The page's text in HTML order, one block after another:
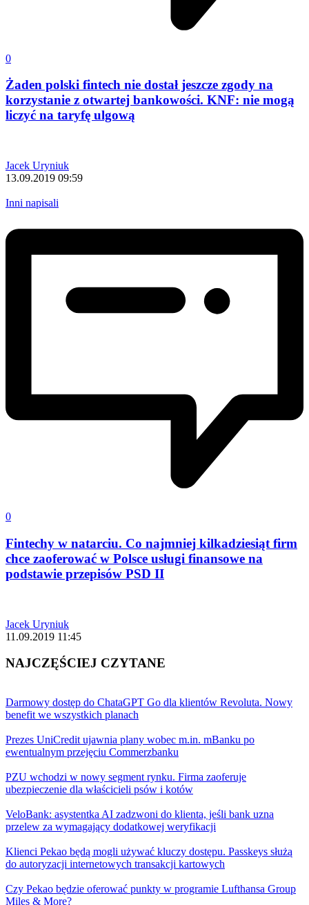
0
Żaden polski fintech nie dostał jeszcze zgody na
korzystanie z otwartej bankowości. KNF: nie mogą
liczyć na taryfę ulgową
Jacek Uryniuk
13.09.2019 09:59
Inni napisali
0
Fintechy w natarciu. Co najmniej kilkadziesiąt firm
chce zaoferować w Polsce usługi finansowe na
podstawie przepisów PSD II
Jacek Uryniuk
11.09.2019 11:45
NAJCZĘŚCIEJ CZYTANE
Darmowy dostęp do ChataGPT Go dla klientów Revoluta. Nowy
benefit we wszystkich planach
Prezes UniCredit ujawnia plany wobec m.in. mBanku po
ewentualnym przejęciu Commerzbanku
PZU wchodzi w nowy segment rynku. Firma zaoferuje
ubezpieczenie dla właścicieli psów i kotów
VeloBank: asystentka AI zadzwoni do klienta, jeśli bank uzna
przelew za wymagający dodatkowej weryfikacji
Klienci Pekao będą mogli używać kluczy dostępu. Passkeys służą
do autoryzacji internetowych transakcji kartowych
Czy Pekao będzie oferować punkty w programie Lufthansa Group
Miles & More?